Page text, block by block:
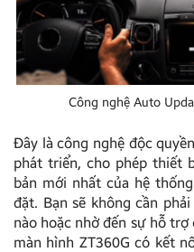
Công nghệ Auto
Đây là công nghệ độc
phát triển, cho phép thiết
bản mới nhất của hệ
đặt. Bạn sẽ không cần
nào hoặc nhờ đến sự hỗ
màn hình ZT360G có kết